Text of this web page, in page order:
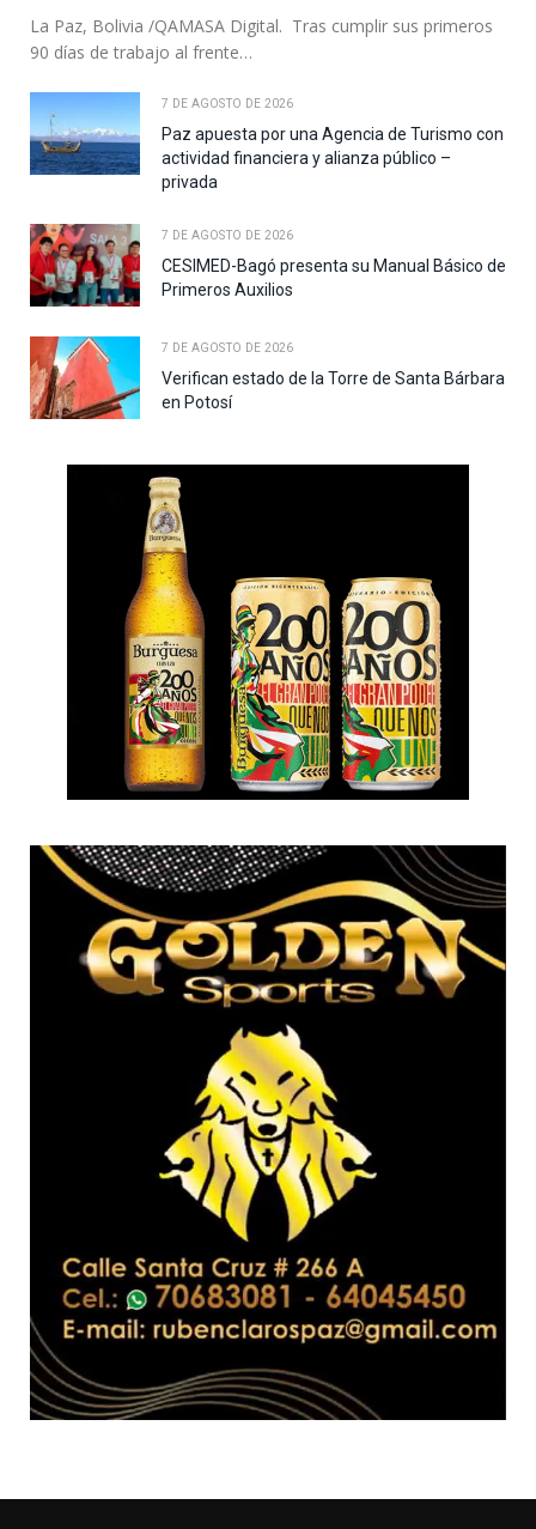
La Paz, Bolivia /QAMASA Digital. Tras cumplir sus primeros
90 días de trabajo al frente…
7 DE AGOSTO DE 2026
Paz apuesta por una Agencia de Turismo con
actividad financiera y alianza público –
privada
7 DE AGOSTO DE 2026
CESIMED-Bagó presenta su Manual Básico de
Primeros Auxilios
7 DE AGOSTO DE 2026
Verifican estado de la Torre de Santa Bárbara
en Potosí